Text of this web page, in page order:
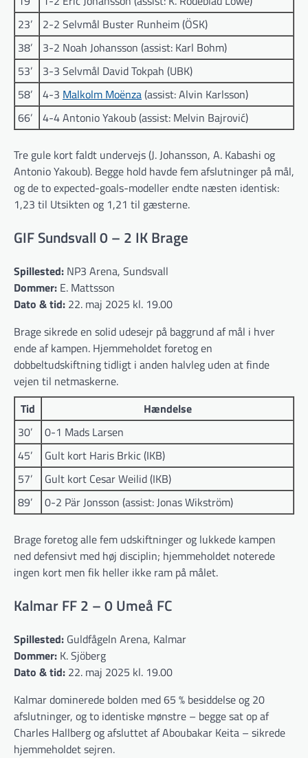
23’
2-2 Selvmål Buster Runheim (ÖSK)
38’
3-2 Noah Johansson (assist: Karl Bohm)
53’
3-3 Selvmål David Tokpah (UBK)
58’
4-3 Malkolm Moënza(assist: Alvin Karlsson)
66’
4-4 Antonio Yakoub (assist: Melvin Bajrović)
Tre gule kort faldt undervejs (J. Johansson, A. Kabashi og
Antonio Yakoub). Begge hold havde fem afslutninger på mål,
og de to expected-goals-modeller endte næsten identisk:
1,23 til Utsikten og 1,21 til gæsterne.
GIF Sundsvall 0 – 2 IK Brage
Spillested: NP3 Arena, Sundsvall
Dommer: E. Mattsson
Dato & tid: 22. maj 2025 kl. 19.00
Brage sikrede en solid udesejr på baggrund af mål i hver
ende af kampen. Hjemmeholdet foretog en
dobbeltudskiftning tidligt i anden halvleg uden at finde
vejen til netmaskerne.
Tid
Hændelse
30’
0-1 Mads Larsen
45’
Gult kort Haris Brkic (IKB)
57’
Gult kort Cesar Weilid (IKB)
89’
0-2 Pär Jonsson (assist: Jonas Wikström)
Brage foretog alle fem udskiftninger og lukkede kampen
ned defensivt med høj disciplin; hjemmeholdet noterede
ingen kort men fik heller ikke ram på målet.
Kalmar FF 2 – 0 Umeå FC
Spillested: Guldfågeln Arena, Kalmar
Dommer: K. Sjöberg
Dato & tid: 22. maj 2025 kl. 19.00
Kalmar dominerede bolden med 65 % besiddelse og 20
afslutninger, og to identiske mønstre – begge sat op af
Charles Hallberg og afsluttet af Aboubakar Keita – sikrede
hjemmeholdet sejren.